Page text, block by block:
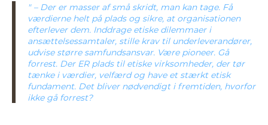
– Der er masser af små skridt, man kan tage. Få
værdierne helt på plads og sikre, at organisationen
efterlever dem. Inddrage etiske dilemmaer i
ansættelsessamtaler, stille krav til underleverandører,
udvise større samfundsansvar. Være pioneer. Gå
forrest. Der ER plads til etiske virksomheder, der tør
tænke i værdier, velfærd og have et stærkt etisk
fundament. Det bliver nødvendigt i fremtiden, hvorfor
ikke gå forrest?